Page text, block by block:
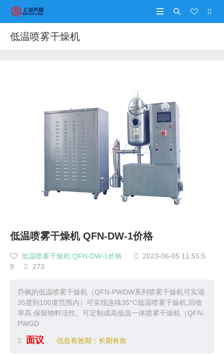




低温喷雾干燥机
低温喷雾干燥机 QFN-DW-1价格
 低温喷雾干燥机 QFN-DW-1价格 
2023-06-05 11:55:5
9
 273
乔枫的低温喷雾干燥机（QFN-PWDW系列喷雾干燥机可实现
35度到100度范围内）可实现连续35°C低温喷雾干燥机,回收
率高.保留物料活性。可定制成高低温一体喷雾干燥机（QFN-
PWGD
 面议 信息有效期：长期有效